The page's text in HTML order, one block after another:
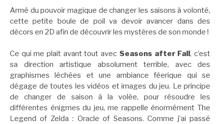
Armé du pouvoir magique de changer les saisons à volonté,
cette petite boule de poil va devoir avancer dans des
décors en 2D afin de découvrir les mystères de son monde !
Ce qui me plait avant tout avec Seasons after Fall, c’est
sa direction artistique absolument terrible, avec des
graphismes léchées et une ambiance féerique qui se
dégage de toutes les vidéos et images du jeu. Le principe
de changer de saison à la volée, pour résoudre les
différentes énigmes du jeu, me rappelle énormément The
Legend of Zelda : Oracle of Seasons. Comme j’ai passé